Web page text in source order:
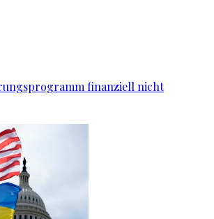
finanziell nicht